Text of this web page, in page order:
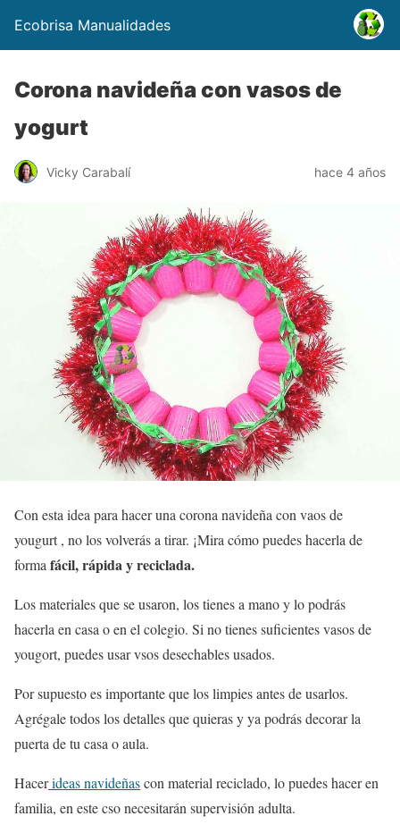
Ecobrisa Manualidades
Corona navideña con vasos de
yogurt
Vicky Carabalí hace 4 años
Con esta idea para hacer una corona navideña con vaos de
yougurt , no los volverás a tirar. ¡Mira cómo puedes hacerla de
formafácil, rápida y reciclada.
Los materiales que se usaron, los tienes a mano y lo podrás
hacerla en casa o en el colegio. Si no tienes suficientes vasos de
yougort, puedes usar vsos desechables usados.
Por supuesto es importante que los limpies antes de usarlos.
Agrégale todos los detalles que quieras y ya podrás decorar la
puerta de tu casa o aula.
Hacerideas navideñascon material reciclado, lo puedes hacer en
familia, en este cso necesitarán supervisión adulta.